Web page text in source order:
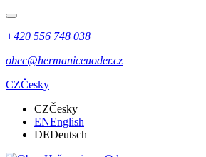
+420 556 748 038
obec@hermaniceuoder.cz
CZČesky
CZČesky
ENEnglish
DEDeutsch